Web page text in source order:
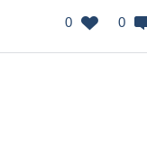
0 0